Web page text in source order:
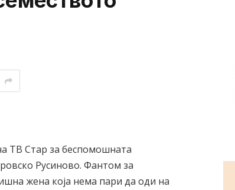
ТВ Стар за беспомошната
Русиново. Фантом за
жена која нема пари да оди на